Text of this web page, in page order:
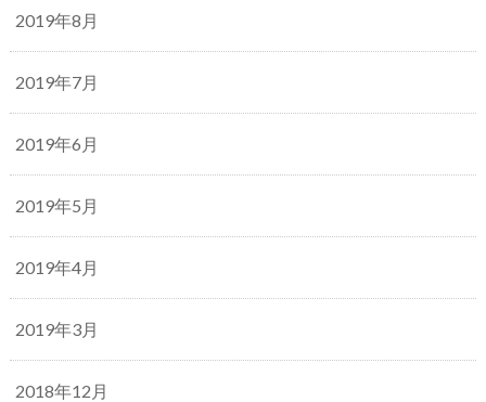
2019年8月
2019年7月
2019年6月
2019年5月
2019年4月
2019年3月
2018年12月